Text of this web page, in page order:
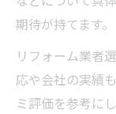
リフ
満足
施工後
期待が持てます。
リフォーム業者
応や会社の実績
ミ評価を参考に